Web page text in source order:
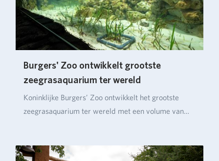
Burgers' Zoo ontwikkelt grootste
zeegrasaquarium ter wereld
Koninklijke Burgers’ Zoo ontwikkelt het grootste
zeegrasaquarium ter wereld met een volume van